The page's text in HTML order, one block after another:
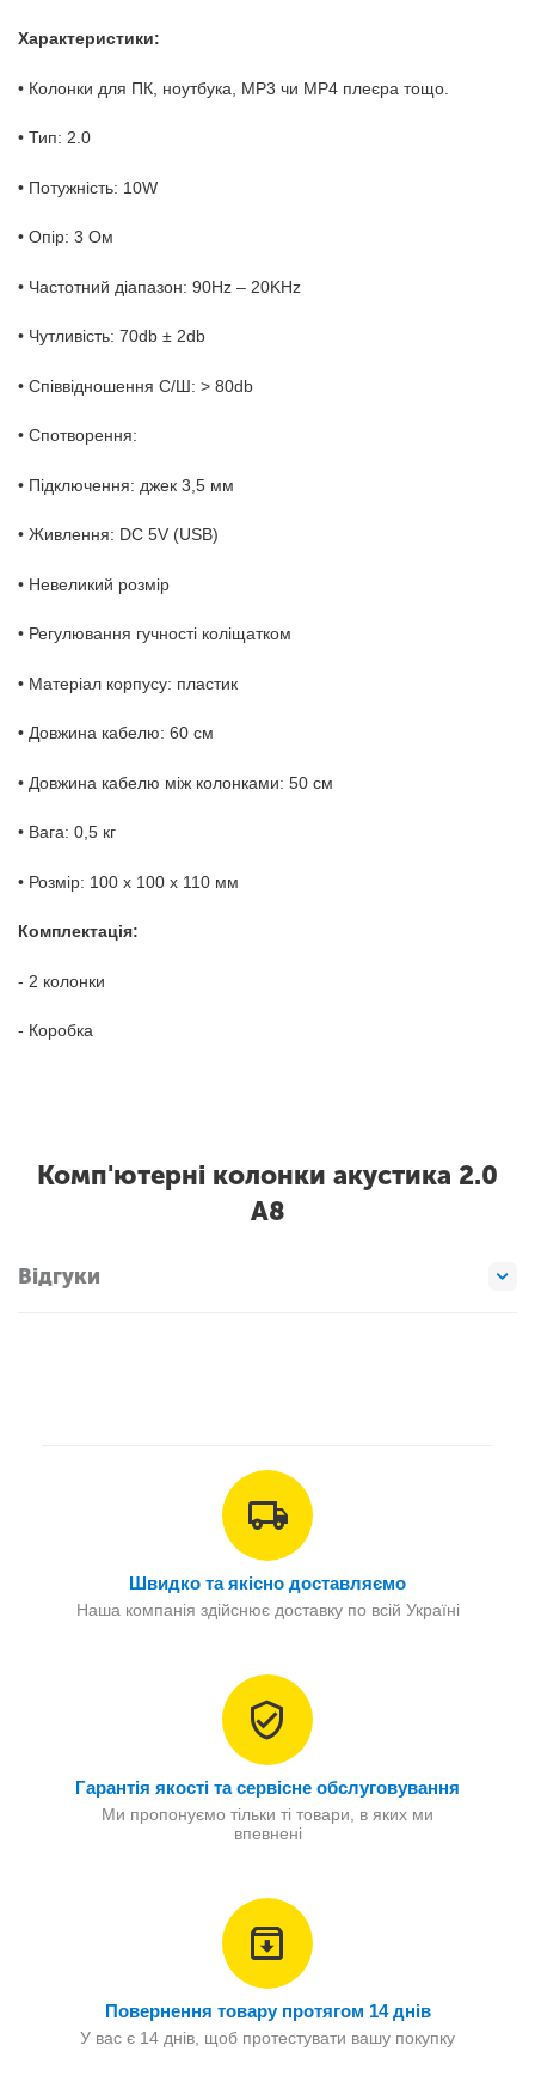
Характеристики:
• Колонки для ПК, ноутбука, MP3 чи MP4 плеєра тощо.
• Тип: 2.0
• Потужність: 10W
• Опір: 3 Ом
• Частотний діапазон: 90Hz – 20KHz
• Чутливість: 70db ± 2db
• Співвідношення С/Ш: > 80db
• Спотворення:
• Підключення: джек 3,5 мм
• Живлення: DC 5V (USB)
• Невеликий розмір
• Регулювання гучності коліщатком
• Матеріал корпусу: пластик
• Довжина кабелю: 60 см
• Довжина кабелю між колонками: 50 см
• Вага: 0,5 кг
• Розмір: 100 x 100 x 110 мм
Комплектація:
- 2 колонки
- Коробка
Комп'ютерні колонки акустика 2.0
A8
Відгуки
Швидко та якісно доставляємо
Наша компанія здійснює доставку по всій Україні
Гарантія якості та сервісне обслуговування
Ми пропонуємо тільки ті товари, в яких ми
впевнені
Повернення товару протягом 14 днів
У вас є 14 днів, щоб протестувати вашу покупку